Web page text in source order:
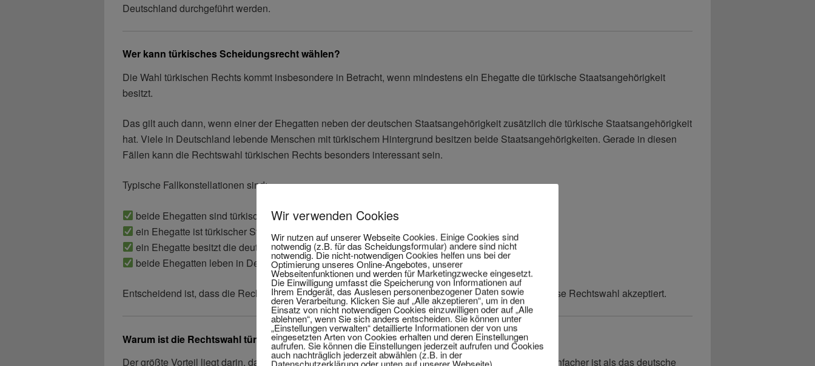
Deutschland durchgeführt werden.
Wer kann türkisches Scheidungsrecht wählen?
Die Wahl türkischen Rechts kommt insbesondere in Betracht, wenn mindestens ein Ehegatte die türkische Staatsangehörigkeit
besitzt.
Das gilt auch dann, wenn einer der Ehegatten neben der deutschen Staatsangehörigkeit zusätzlich die türkische Staatsangehörigkeit
hat. Viele in Deutschland lebende Menschen mit türkischem Hintergrund besitzen beide Staatsangehörigkeiten. Gerade in diesen
Fällen kann die Rechtswahl türkischen Rechts besonders interessant sein.
Typische Fallkonstellationen sind:
beide Ehegatten sind türkische Staatsangehörige
ein Ehegatte ist türkischer Staatsangehöriger, der andere deutscher Staatsangehöriger
ein Ehegatte besitzt die deutsche und die türkische Staatsangehörigkeit
beide Ehegatten leben in Deutschland, wollen aber die Scheidung nach türkischem Recht
Entscheidend ist, dass die Rechtswahl wirksam vereinbart wird und das deutsche Familiengericht diese Rechtswahl akzeptiert.
Warum ist die Rechtswahl türkischen Rechts so vorteilhaft?
Der größte Vorteil liegt darin, dass das türkische Scheidungsrecht in bestimmten Punkten erheblich einfacher ist als das deutsche
Wir verwenden Cookies
Wir nutzen auf unserer Webseite Cookies. Einige Cookies sind
notwendig (z.B. für das Scheidungsformular) andere sind nicht
notwendig. Die nicht-notwendigen Cookies helfen uns bei der
Optimierung unseres Online-Angebotes, unserer
Webseitenfunktionen und werden für Marketingzwecke eingesetzt.
Die Einwilligung umfasst die Speicherung von Informationen auf
Ihrem Endgerät, das Auslesen personenbezogener Daten sowie
deren Verarbeitung. Klicken Sie auf „Alle akzeptieren“, um in den
Einsatz von nicht notwendigen Cookies einzuwilligen oder auf „Alle
ablehnen“, wenn Sie sich anders entscheiden. Sie können unter
„Einstellungen verwalten“ detaillierte Informationen der von uns
eingesetzten Arten von Cookies erhalten und deren Einstellungen
aufrufen. Sie können die Einstellungen jederzeit aufrufen und Cookies
auch nachträglich jederzeit abwählen (z.B. in der